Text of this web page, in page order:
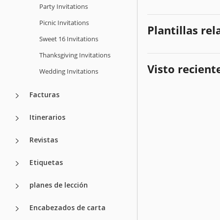
Party Invitations
Picnic Invitations
Sweet 16 Invitations
Thanksgiving Invitations
Wedding Invitations
Facturas
Itinerarios
Revistas
Etiquetas
planes de lección
Encabezados de carta
Plantillas
Visto